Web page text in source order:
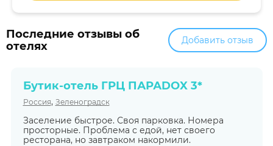
Последние отзывы об
отелях
Добавить отзыв
Бутик-отель ГРЦ ПАРАDOX 3*
Россия, Зеленоградск
Заселение быстрое. Своя парковка. Номера
просторные. Проблема с едой, нет своего
ресторана, но завтраком накормили.